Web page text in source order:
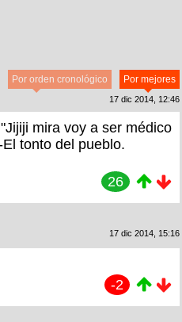
Por mejores
Por orden cronológico
17 dic 2014, 12:46
mira voy a ser médico
tonto del pueblo.
26
17 dic 2014, 15:16
-2